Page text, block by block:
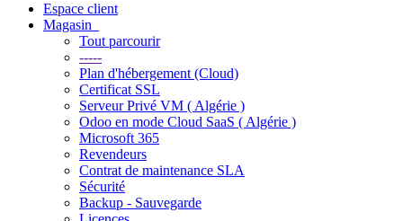
Espace client
Magasin
Tout parcourir
-----
Plan d'hébergement (Cloud)
Certificat SSL
Serveur Privé VM ( Algérie )
Odoo en mode Cloud SaaS ( Algérie )
Microsoft 365
Revendeurs
Contrat de maintenance SLA
Sécurité
Backup - Sauvegarde